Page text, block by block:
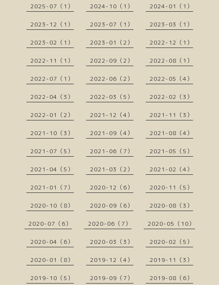
2025-07（1） 2024-10（1） 2024-01（1）
2023-12（1） 2023-07（1） 2023-03（1）
2023-02（1） 2023-01（2） 2022-12（1）
2022-11（1） 2022-09（2） 2022-08（1）
2022-07（1） 2022-06（2） 2022-05（4）
2022-04（3） 2022-03（5） 2022-02（3）
2022-01（2） 2021-12（4） 2021-11（3）
2021-10（3） 2021-09（4） 2021-08（4）
2021-07（5） 2021-06（7） 2021-05（5）
2021-04（5） 2021-03（2） 2021-02（4）
2021-01（7） 2020-12（6） 2020-11（5）
2020-10（8） 2020-09（6） 2020-08（3）
2020-07（6） 2020-06（7） 2020-05（10）
2020-04（6） 2020-03（3） 2020-02（5）
2020-01（8） 2019-12（4） 2019-11（3）
2019-10（5） 2019-09（7） 2019-08（6）